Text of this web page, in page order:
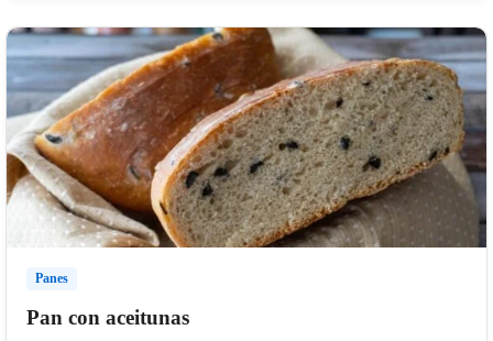
Panes
Pan con aceitunas